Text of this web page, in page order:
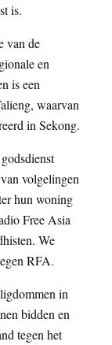
is.
van de
en
is een
waarvan
in Sekong.
volgelingen
hun woning
Free Asia
We
RFA.
in
bidden en
tegen het